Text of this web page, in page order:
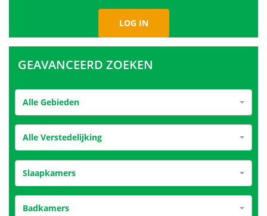
GEAVANCEERD ZOEKEN
Alle Gebieden
Alle Verstedelijking
Slaapkamers
Badkamers